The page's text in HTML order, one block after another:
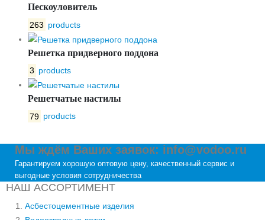
Пескоуловитель
263 products
Решетка придверного поддона
3 products
Решетчатые настилы
79 products
Мы ждём Ваших заявок: info@vodoo.ru
Гарантируем хорошую оптовую цену, качественный сервис и
выгодные условия сотрудничества
НАШ АССОРТИМЕНТ
Асбестоцементные изделия